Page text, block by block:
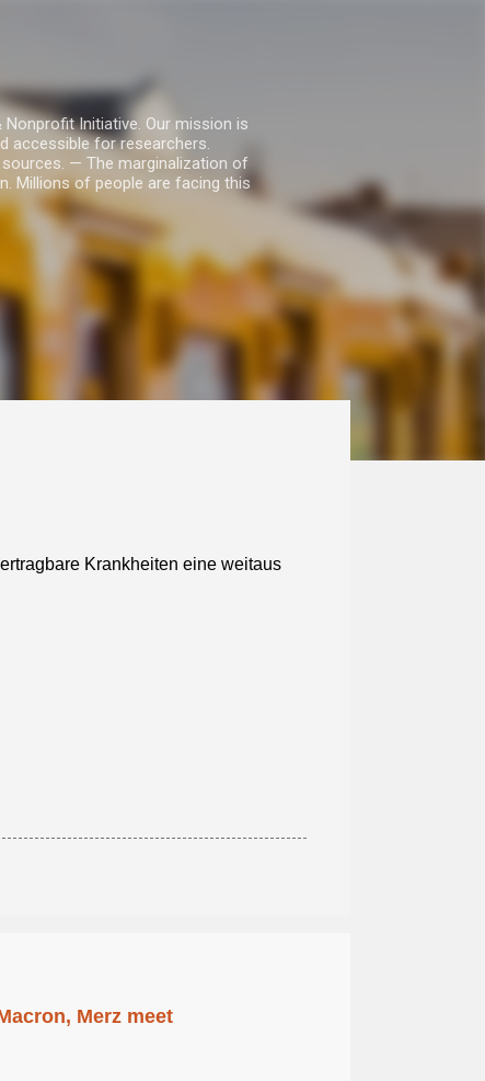
Initiative. Our mission is
accessible for researchers.
— The marginalization of
Millions of people are facing this
Krankheiten eine weitaus
Merz meet